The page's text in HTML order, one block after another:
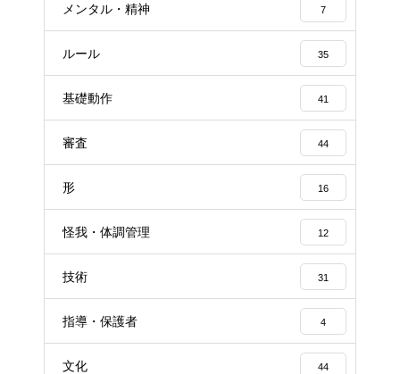
メンタル・精神 7
ルール 35
基礎動作 41
審査 44
形 16
怪我・体調管理 12
技術 31
指導・保護者 4
文化 44